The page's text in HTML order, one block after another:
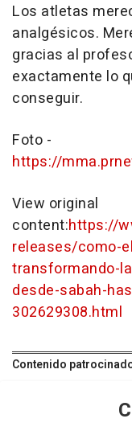
Los atletas
analgésicos.
gracias al
exactamente lo
conseguir.
Foto -
https://
View original
content:https://
releases/como-
transformando-
desde-sabah-
302629308.html
Contenido